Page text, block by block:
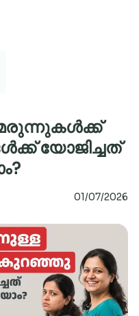
യോജിച്ചത്
01/07/2026